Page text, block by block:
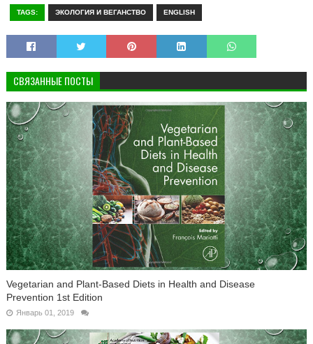
TAGS: ЭКОЛОГИЯ И ВЕГАНСТВО ENGLISH
СВЯЗАННЫЕ ПОСТЫ
Vegetarian and Plant-Based Diets in Health and Disease
Prevention 1st Edition
Январь 01, 2019